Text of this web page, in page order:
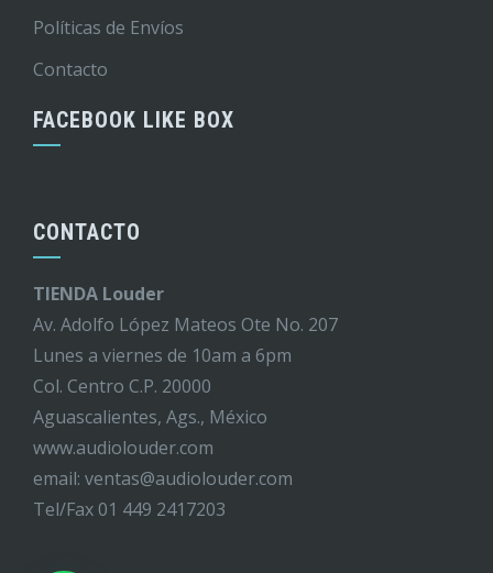
Políticas de Envíos
Contacto
FACEBOOK LIKE BOX
CONTACTO
TIENDA Louder
Av. Adolfo López Mateos Ote No. 207
Lunes a viernes de 10am a 6pm
Col. Centro C.P. 20000
Aguascalientes, Ags., México
www.audiolouder.com
email: ventas@audiolouder.com
Tel/Fax 01 449 2417203